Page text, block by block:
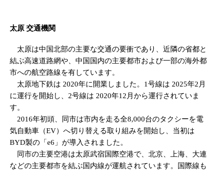
太原 交通機関
太原は中国北部の主要な交通の要衝であり、近隣の省都と
結ぶ高速道路網や、中国国内の主要都市および一部の海外都
市への航空路線を有しています。
太原地下鉄は 2020年に開業しました。1号線は 2025年2月
に運行を開始し、2号線は 2020年12月から運行されていま
す。
2016年初頭、同市は市内を走る全8,000台のタクシーを電
気自動車（EV）へ切り替える取り組みを開始し、当初は
BYD製の「e6」が導入されました。
同市の主要空港は太原武宿国際空港で、北京、上海、大連
などの主要都市を結ぶ国内線が運航されています。国際線も